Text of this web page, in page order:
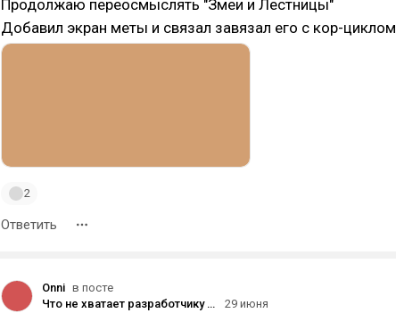
Продолжаю переосмыслять "Змеи и Лестницы"
Добавил экран меты и связал завязал его с кор-циклом
2
Ответить
Onni в посте
Что не хватает разработчику игр ?
29 июня